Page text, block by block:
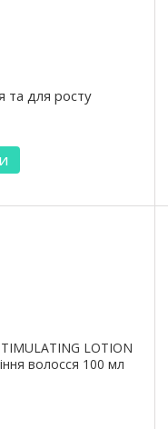
та для росту